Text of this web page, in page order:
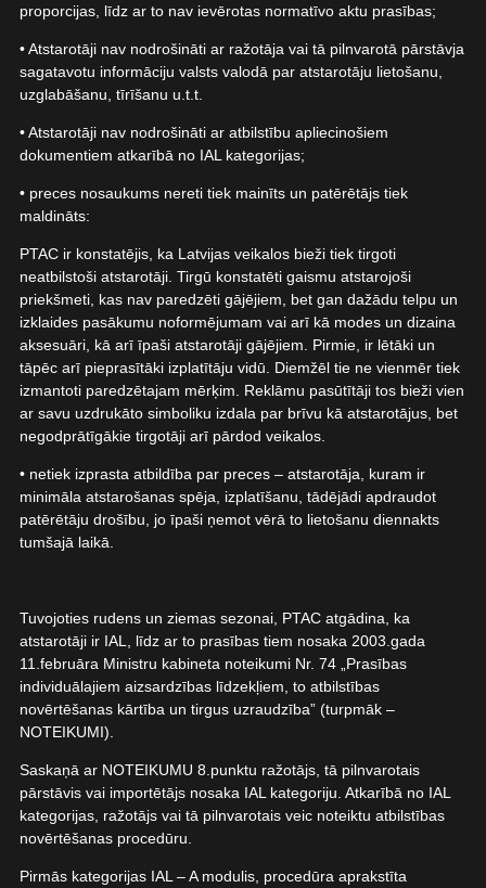
proporcijas, līdz ar to nav ievērotas normatīvo aktu prasības;
• Atstarotāji nav nodrošināti ar ražotāja vai tā pilnvarotā pārstāvja
sagatavotu informāciju valsts valodā par atstarotāju lietošanu,
uzglabāšanu, tīrīšanu u.t.t.
• Atstarotāji nav nodrošināti ar atbilstību apliecinošiem
dokumentiem atkarībā no IAL kategorijas;
• preces nosaukums nereti tiek mainīts un patērētājs tiek
maldināts:
PTAC ir konstatējis, ka Latvijas veikalos bieži tiek tirgoti
neatbilstoši atstarotāji. Tirgū konstatēti gaismu atstarojoši
priekšmeti, kas nav paredzēti gājējiem, bet gan dažādu telpu un
izklaides pasākumu noformējumam vai arī kā modes un dizaina
aksesuāri, kā arī īpaši atstarotāji gājējiem. Pirmie, ir lētāki un
tāpēc arī pieprasītāki izplatītāju vidū. Diemžēl tie ne vienmēr tiek
izmantoti paredzētajam mērķim. Reklāmu pasūtītāji tos bieži vien
ar savu uzdrukāto simboliku izdala par brīvu kā atstarotājus, bet
negodprātīgākie tirgotāji arī pārdod veikalos.
• netiek izprasta atbildība par preces – atstarotāja, kuram ir
minimāla atstarošanas spēja, izplatīšanu, tādējādi apdraudot
patērētāju drošību, jo īpaši ņemot vērā to lietošanu diennakts
tumšajā laikā.
Tuvojoties rudens un ziemas sezonai, PTAC atgādina, ka
atstarotāji ir IAL, līdz ar to prasības tiem nosaka 2003.gada
11.februāra Ministru kabineta noteikumi Nr. 74 „Prasības
individuālajiem aizsardzības līdzekļiem, to atbilstības
novērtēšanas kārtība un tirgus uzraudzība” (turpmāk –
NOTEIKUMI).
Saskaņā ar NOTEIKUMU 8.punktu ražotājs, tā pilnvarotais
pārstāvis vai importētājs nosaka IAL kategoriju. Atkarībā no IAL
kategorijas, ražotājs vai tā pilnvarotais veic noteiktu atbilstības
novērtēšanas procedūru.
Pirmās kategorijas IAL – A modulis, procedūra aprakstīta